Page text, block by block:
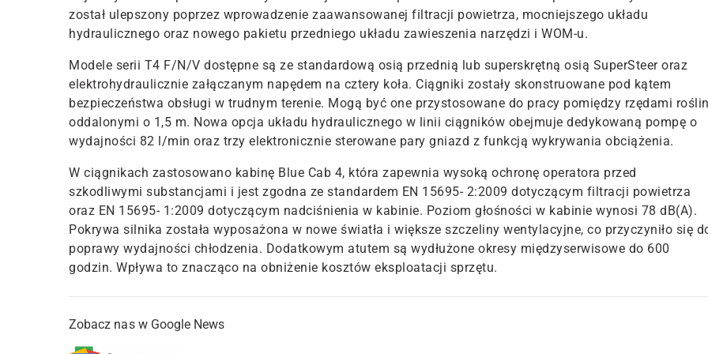
został ulepszony poprzez wprowadzenie zaawansowanej filtracji powietrza, mocniejszego układu
hydraulicznego oraz nowego pakietu przedniego układu zawieszenia narzędzi i WOM-u.
Modele serii T4 F/N/V dostępne są ze standardową osią przednią lub superskrętną osią SuperSteer oraz
elektrohydraulicznie załączanym napędem na cztery koła. Ciągniki zostały skonstruowane pod kątem
bezpieczeństwa obsługi w trudnym terenie. Mogą być one przystosowane do pracy pomiędzy rzędami
oddalonymi o 1,5 m. Nowa opcja układu hydraulicznego w linii ciągników obejmuje dedykowaną pompę o
wydajności 82 l/min oraz trzy elektronicznie sterowane pary gniazd z funkcją wykrywania obciążenia.
W ciągnikach zastosowano kabinę Blue Cab 4, która zapewnia wysoką ochronę operatora przed
szkodliwymi substancjami i jest zgodna ze standardem EN 15695- 2:2009 dotyczącym filtracji powietrza
oraz EN 15695- 1:2009 dotyczącym nadciśnienia w kabinie. Poziom głośności w kabinie wynosi 78 dB(A).
Pokrywa silnika została wyposażona w nowe światła i większe szczeliny wentylacyjne, co przyczyniło się
poprawy wydajności chłodzenia. Dodatkowym atutem są wydłużone okresy międzyserwisowe do 600
godzin. Wpływa to znacząco na obniżenie kosztów eksploatacji sprzętu.
Zobacz nas w Google News